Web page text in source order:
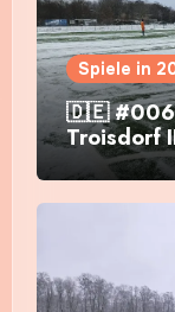
Spiele in
🇩🇪 #006
Troisdorf